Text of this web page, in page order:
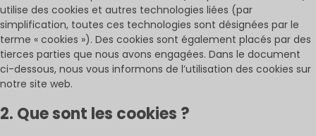
utilise des cookies et autres technologies liées (par
simplification, toutes ces technologies sont désignées par le
terme « cookies »). Des cookies sont également placés par des
tierces parties que nous avons engagées. Dans le document
ci-dessous, nous vous informons de l’utilisation des cookies sur
notre site web.
2. Que sont les cookies ?